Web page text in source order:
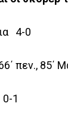
4-0
πεν., 85΄
1